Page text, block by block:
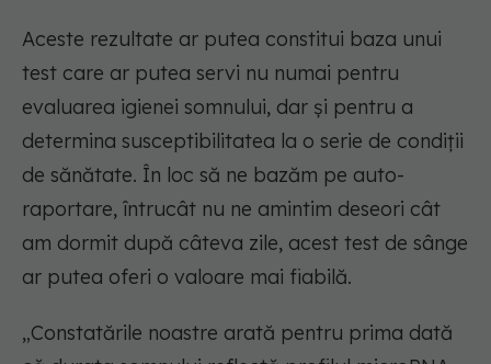
Aceste rezultate ar putea constitui baza unui
test care ar putea servi nu numai pentru
evaluarea igienei somnului, dar și pentru a
determina susceptibilitatea la o serie de condiții
de sănătate. În loc să ne bazăm pe auto-
raportare, întrucât nu ne amintim deseori cât
am dormit după câteva zile, acest test de sânge
ar putea oferi o valoare mai fiabilă.
„Constatările noastre arată pentru prima dată